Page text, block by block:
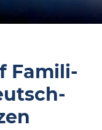
Fami­li­